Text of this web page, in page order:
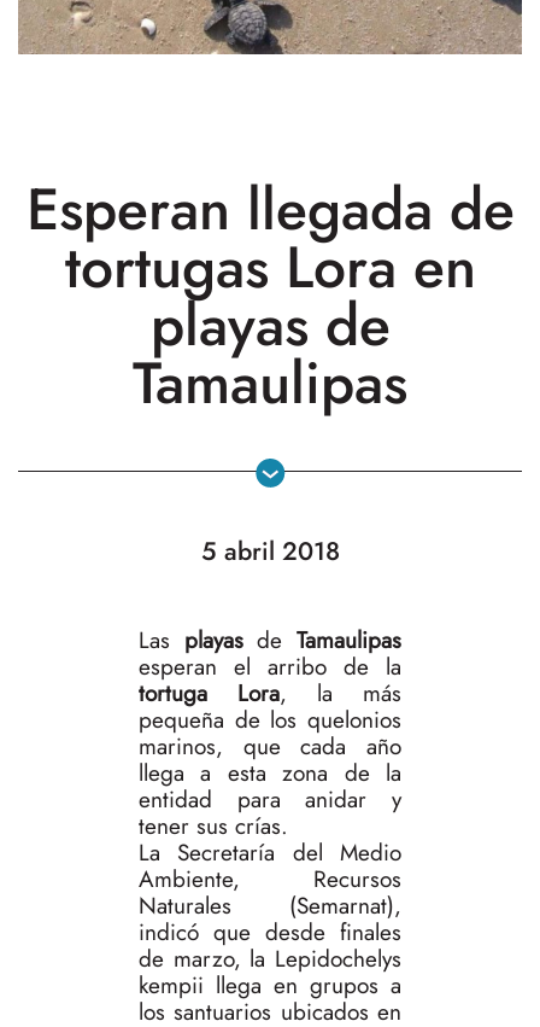
Esperan llegada de
tortugas Lora en
playas de
Tamaulipas
5 abril 2018
Las playasdeTamaulipas
esperan el arribo de la
tortuga Lora, la más
pequeña de los quelonios
marinos, que cada año
llega a esta zona de la
entidad para anidar y
tener sus crías.
La Secretaría del Medio
Ambiente, Recursos
Naturales (Semarnat),
indicó que desde finales
de marzo, la Lepidochelys
kempii llega en grupos a
los santuarios ubicados en